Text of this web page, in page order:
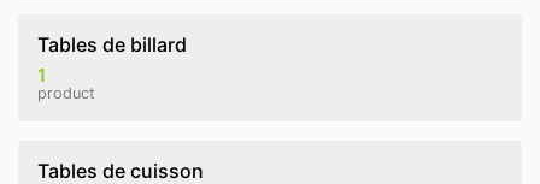
Tables de billard
1
product
Tables de cuisson